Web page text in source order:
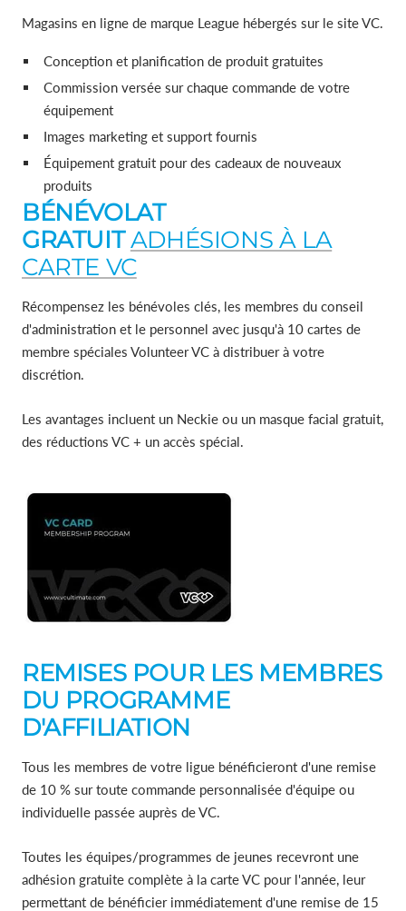
Magasins en ligne de marque League hébergés sur le site VC.
Conception et planification de produit gratuites
Commission versée sur chaque commande de votre
équipement
Images marketing et support fournis
Équipement gratuit pour des cadeaux de nouveaux
produits
BÉNÉVOLAT
GRATUITADHÉSIONS À LA
CARTE VC
Récompensez les bénévoles clés, les membres du conseil
d'administration et le personnel avec jusqu'à 10 cartes de
membre spéciales Volunteer VC à distribuer à votre
discrétion.
Les avantages incluent un Neckie ou un masque facial gratuit,
des réductions VC + un accès spécial.
REMISES POUR LES MEMBRES
DU PROGRAMME
D'AFFILIATION
Tous les membres de votre ligue bénéficieront d'une remise
de 10 % sur toute commande personnalisée d'équipe ou
individuelle passée auprès de VC.
Toutes les équipes/programmes de jeunes recevront une
adhésion gratuite complète à la carte VC pour l'année, leur
permettant de bénéficier immédiatement d'une remise de 15